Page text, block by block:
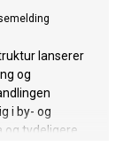
lanserer
og
i by- og
og tydeligere